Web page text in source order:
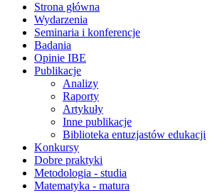
Strona główna
Wydarzenia
Seminaria i konferencje
Badania
Opinie IBE
Publikacje
Analizy
Raporty
Artykuły
Inne publikacje
Biblioteka entuzjastów edukacji
Konkursy
Dobre praktyki
Metodologia - studia
Matematyka - matura